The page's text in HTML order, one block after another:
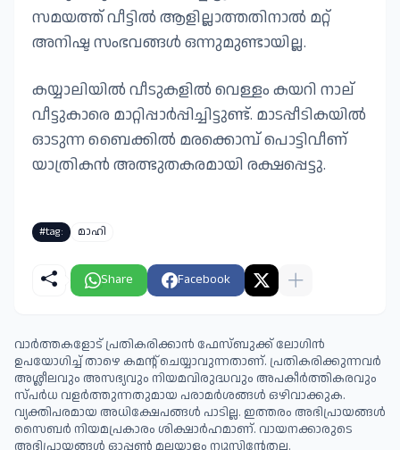
സമയത്ത് വീട്ടിൽ ആളില്ലാത്തതിനാൽ മറ്റ്
അനിഷ്ട സംഭവങ്ങൾ ഒന്നുമുണ്ടായില്ല.
കയ്യാലിയിൽ വീടുകളിൽ വെള്ളം കയറി നാല്
വീട്ടുകാരെ മാറ്റിപ്പാർപ്പിച്ചിട്ടുണ്ട്. മാടപ്പീടികയിൽ
ഓടുന്ന ബൈക്കിൽ മരക്കൊമ്പ് പൊട്ടിവീണ്
യാത്രികൻ അത്ഭുതകരമായി രക്ഷപ്പെട്ടു.
#tag: മാഹി
Share Facebook
വാർത്തകളോട് പ്രതികരിക്കാൻ ഫേസ്ബുക്ക് ലോഗിൻ
ഉപയോഗിച്ച് താഴെ കമന്റ് ചെയ്യാവുന്നതാണ്. പ്രതികരിക്കുന്നവര്‍
അശ്ലീലവും അസഭ്യവും നിയമവിരുദ്ധവും അപകീര്‍ത്തികരവും
സ്പര്‍ധ വളര്‍ത്തുന്നതുമായ പരാമര്‍ശങ്ങള്‍ ഒഴിവാക്കുക.
വ്യക്തിപരമായ അധിക്ഷേപങ്ങള്‍ പാടില്ല. ഇത്തരം അഭിപ്രായങ്ങള്‍
സൈബര്‍ നിയമപ്രകാരം ശിക്ഷാര്‍ഹമാണ്. വായനക്കാരുടെ
അഭിപ്രായങ്ങള്‍ ഓപ്പൺ മലയാളം ന്യൂസിന്റേതല്ല.